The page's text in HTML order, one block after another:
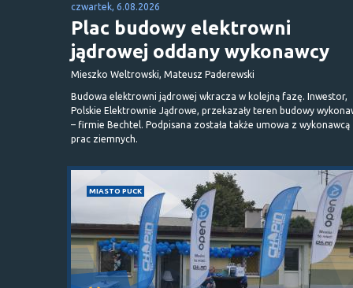
czwartek, 6.08.2026
Plac budowy elektrowni
jądrowej oddany wykonawcy
Mieszko Weltrowski, Mateusz Paderewski
Budowa elektrowni jądrowej wkracza w kolejną fazę. Inwestor,
Polskie Elektrownie Jądrowe, przekazały teren budowy
– firmie Bechtel. Podpisana została także umowa z wykonawcą
prac ziemnych.
MIASTO PUCK